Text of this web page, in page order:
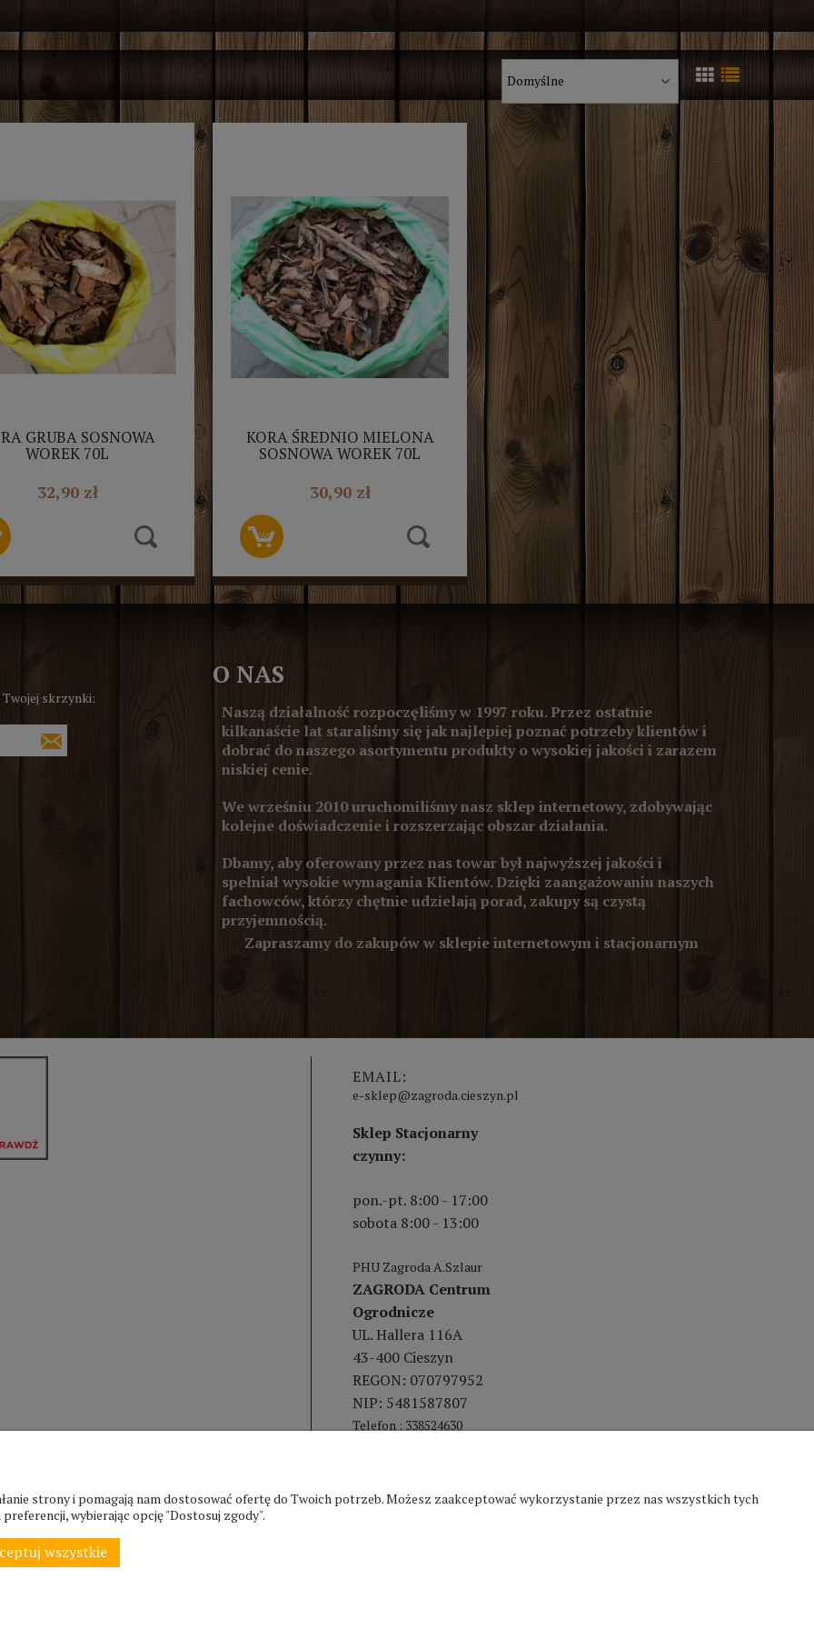
GRUBA SOSNOWA
WOREK 70L
32,90 zł
KORA ŚREDNIO MIELONA
SOSNOWA WOREK 70L
30,90 zł
skrzynki:
O NAS
Naszą działalność rozpoczęliśmy w 1997 roku. Przez ostatnie
kilkanaście lat staraliśmy się jak najlepiej poznać potrzeby klientów i
dobrać do naszego asortymentu produkty o wysokiej jakości i zarazem
niskiej cenie.
We wrześniu 2010 uruchomiliśmy nasz sklep internetowy, zdobywając
kolejne doświadczenie i rozszerzając obszar działania.
Dbamy, aby oferowany przez nas towar był najwyższej jakości i
spełniał wysokie wymagania Klientów. Dzięki zaangażowaniu naszych
fachowców, którzy chętnie udzielają porad, zakupy są czystą
przyjemnością.
Zapraszamy do zakupów w sklepie internetowym i stacjonarnym
EMAIL:
e-sklep@zagroda.cieszyn.pl
Sklep Stacjonarny
czynny:
pon.-pt. 8:00 - 17:00
sobota 8:00 - 13:00
PHU Zagroda A.Szlaur
ZAGRODA Centrum
Ogrodnicze
UL. Hallera 116A
43-400 Cieszyn
REGON: 070797952
NIP: 5481587807
Telefon : 338524630
strony i pomagają nam dostosować ofertę do Twoich potrzeb. Możesz zaakceptować wykorzystanie przez nas wszystkich tych
wybierając opcję "Dostosuj zgody".
wszystkie